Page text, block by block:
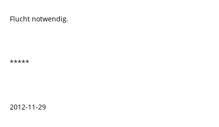
Flucht notwendig.
*****
2012-11-29